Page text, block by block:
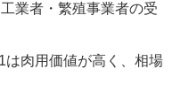
業者・繁殖事業者の受
は肉用価値が高く、相場